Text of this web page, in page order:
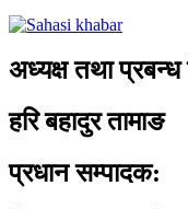
अध्यक्ष तथा प्रबन्ध
हरि बहादुर तामाङ
प्रधान सम्पादक: